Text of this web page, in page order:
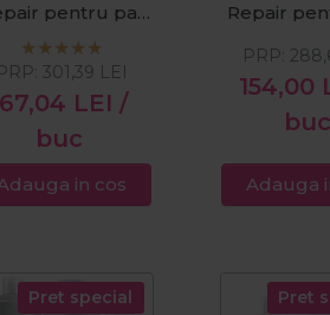
pentru par
sampon:
+ balsam
1000ml + ulei
Oil 100ml
LEI /
buc
PRP:301,39 LEI
in cos
Repair
1000ml +
750ml &
It
154,00
buc
PRP:
Adauga
Pret special Pret